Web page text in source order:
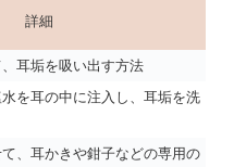
詳細
耳垢を吸い出す方法
を耳の中に注入し、耳垢を洗
、耳かきや鉗子などの専用の